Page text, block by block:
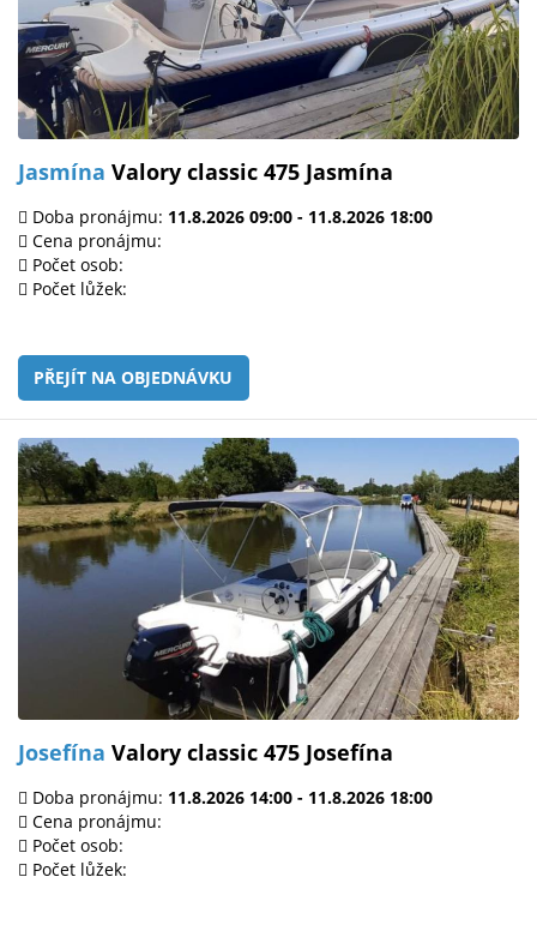
Jasmína Valory classic 475 Jasmína
Doba pronájmu: 11.8.2026 09:00 - 11.8.2026 18:00
Cena pronájmu:
Počet osob:
Počet lůžek:
PŘEJÍT NA OBJEDNÁVKU
Josefína Valory classic 475 Josefína
Doba pronájmu: 11.8.2026 14:00 - 11.8.2026 18:00
Cena pronájmu:
Počet osob:
Počet lůžek: